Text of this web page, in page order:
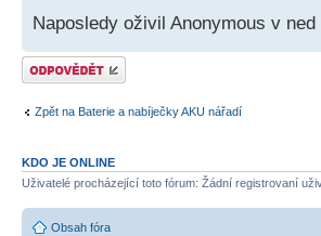
Naposledy oživil Anonymous v
Odeslat odpověď
Zpět na Baterie a nabíječky AKU nářadí
KDO JE ONLINE
Uživatelé procházející toto fórum: Žádní registrovaní
Obsah fóra